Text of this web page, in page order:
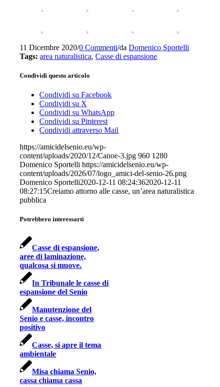
11 Dicembre 2020/0 Commenti/daDomenico Sportelli
Tags: area naturalistica,Casse di espansione
Condividi questo articolo
Condividi su Facebook
Condividi su X
Condividi su WhatsApp
Condividi su Pinterest
Condividi attraverso Mail
https://amicidelsenio.eu/wp-
content/uploads/2020/12/Canoe-3.jpg 960 1280
Domenico Sportelli https://amicidelsenio.eu/wp-
content/uploads/2026/07/logo_amici-del-senio-26.png
Domenico Sportelli2020-12-11 08:24:362020-12-11
08:27:15Creiamo attorno alle casse, un’area naturalistica
pubblica
Potrebbero interessarti
Casse di espansione,
aree di laminazione,
qualcosa si muove.
In Tribunale le casse di
espansione del Senio
Manutenzione del
Senio e casse, incontro
positivo
Casse, si apre il tema
ambientale
Misa chiama Senio,
cassa chiama cassa